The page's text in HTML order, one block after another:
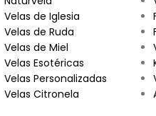
Velas de Iglesia
Velas de Ruda
Velas de Miel
Velas Esotéricas
Velas Personalizadas
Velas Citronela